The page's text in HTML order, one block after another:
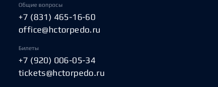
Общие вопросы
+7 (831) 465-16-60
office@hctorpedo.ru
Билеты
+7 (920) 006-05-34
tickets@hctorpedo.ru